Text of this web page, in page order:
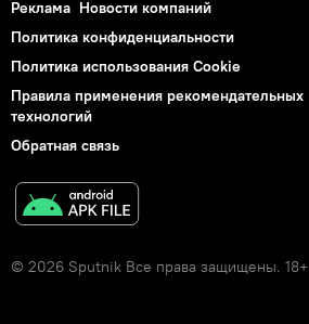
Реклама Новости компаний
Политика конфиденциальности
Политика использования Cookie
Правила применения рекомендательных
технологий
Обратная связь
© 2026 Sputnik Все права защищены. 18+